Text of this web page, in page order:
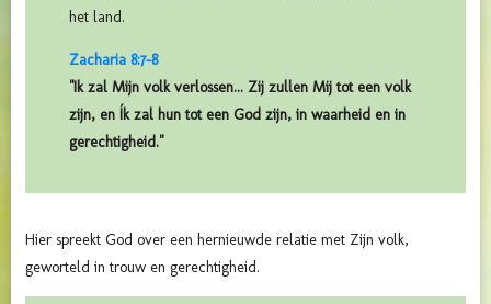
het land.
Zacharia 8:7-8
"Ik zal Mijn volk verlossen... Zij zullen Mij tot een volk
zijn, en Ík zal hun tot een God zijn, in waarheid en in
gerechtigheid."
Hier spreekt God over een hernieuwde relatie met Zijn volk,
geworteld in trouw en gerechtigheid.